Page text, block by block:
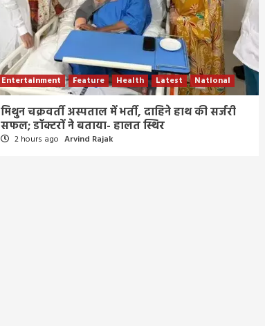
Entertainment Feature Health Latest National
मिथुन चक्रवर्ती अस्पताल में भर्ती, दाहिने हाथ की सर्जरी
सफल; डॉक्टरों ने बताया- हालत स्थिर
2 hours ago Arvind Rajak